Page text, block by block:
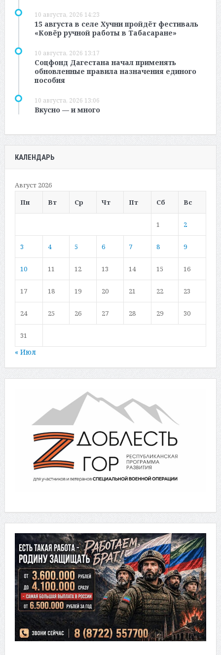
10 августа, 2026 14:23
15 августа в селе Хучни пройдёт фестиваль
«Ковёр ручной работы в Табасаране»
10 августа, 2026 13:17
Соцфонд Дагестана начал применять
обновленные правила назначения единого
пособия
10 августа, 2026 13:06
Вкусно — и много
КАЛЕНДАРЬ
Август 2026
Пн
Вт Ср Чт Пт Сб Вс
1 2
3 4 5 6 7 8 9
10 11 12 13 14 15 16
17 18 19 20 21 22 23
24 25 26 27 28 29 30
31
« Июл